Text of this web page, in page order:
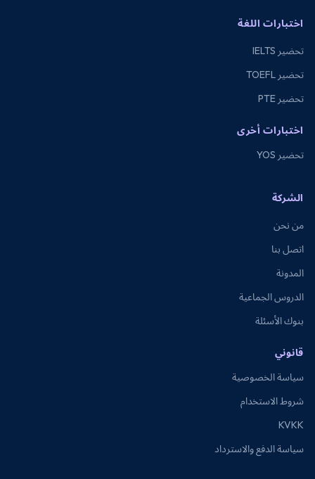
اختبارات اللغة
تحضير IELTS
تحضير TOEFL
تحضير PTE
اختبارات أخرى
تحضير YOS
الشركة
من نحن
اتصل بنا
المدونة
الدروس الجماعية
بنوك الأسئلة
قانوني
سياسة الخصوصية
شروط الاستخدام
KVKK
سياسة الدفع والاسترداد